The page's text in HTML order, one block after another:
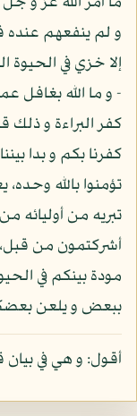
و لم ينفعهم
إلا خزي في الحيوة
- و ما الله بغافل
كفر البراءة و
كفرنا بكم و بدا
تؤمنوا بالله
تبريه من أوليائه
أشركتمون من قبل،
مودة بينكم في
ببعض و يلعن
أقول: و هي في